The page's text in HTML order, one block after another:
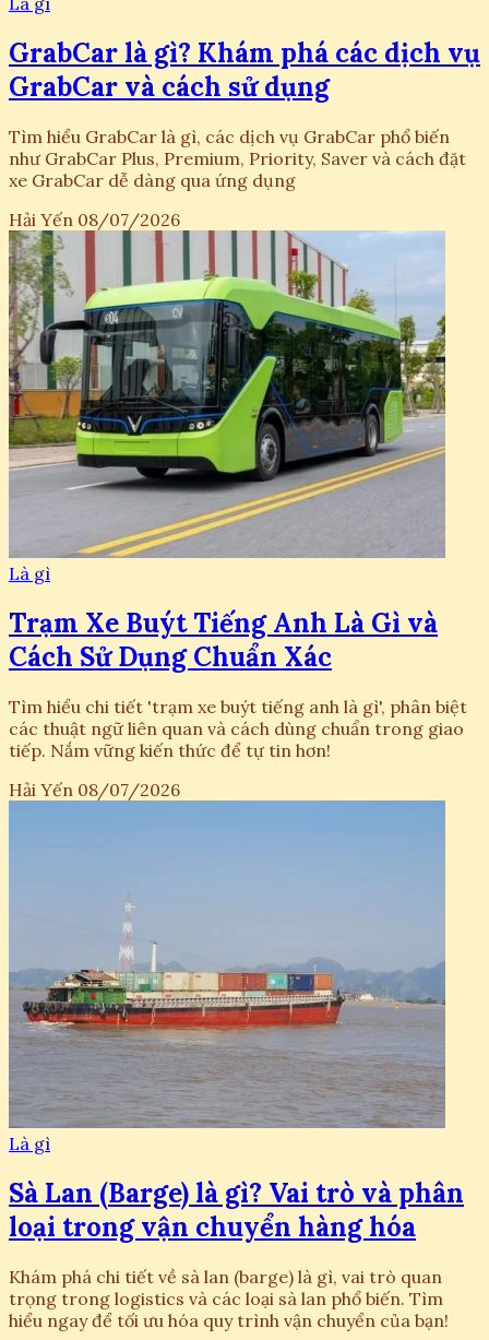
GrabCar là gì? Khám phá các dịch vụ
GrabCar và cách sử dụng
Tìm hiểu GrabCar là gì, các dịch vụ GrabCar phổ biến
như GrabCar Plus, Premium, Priority, Saver và cách đặt
xe GrabCar dễ dàng qua ứng dụng
Hải Yến 08/07/2026
Là gì
Trạm Xe Buýt Tiếng Anh Là Gì và
Cách Sử Dụng Chuẩn Xác
Tìm hiểu chi tiết 'trạm xe buýt tiếng anh là gì', phân biệt
các thuật ngữ liên quan và cách dùng chuẩn trong giao
tiếp. Nắm vững kiến thức để tự tin hơn!
Hải Yến 08/07/2026
Là gì
Sà Lan (Barge) là gì? Vai trò và phân
loại trong vận chuyển hàng hóa
Khám phá chi tiết về sà lan (barge) là gì, vai trò quan
trọng trong logistics và các loại sà lan phổ biến. Tìm
hiểu ngay để tối ưu hóa quy trình vận chuyển của bạn!